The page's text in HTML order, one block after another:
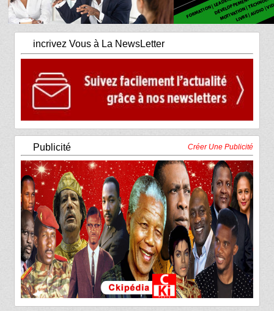
incrivez Vous à La NewsLetter
Publicité Créer Une Publicité